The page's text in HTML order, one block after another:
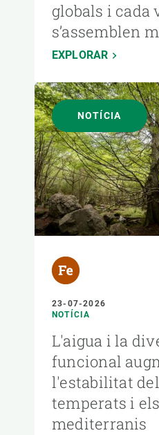
globals i cada
s’assemblen
EXPLORAR
NOTÍCIA
23-07-2026
NOTÍCIA
L'aigua i la
funcional
l'estabilitat
temperats i els
mediterranis